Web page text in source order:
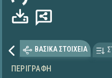
ΒΑΣΙΚΑ ΣΤΟΙΧΕΙΑ
ΠΕΡΙΓΡΑΦΉ